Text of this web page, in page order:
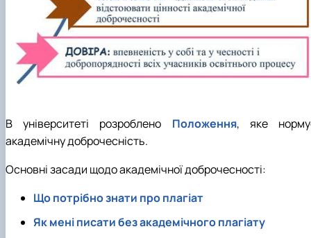
В університеті розроблено Положення, яке
академічну доброчесність.
Основні засади щодо академічної доброчесності:
Що потрібно знати про плагіат
Як мені писати без академічного плагіату